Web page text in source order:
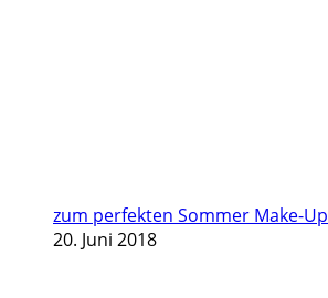
zum perfekten Sommer Make-Up
20. Juni 2018